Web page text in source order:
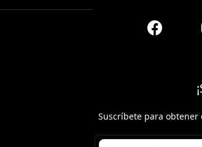
Suscríbete para obtener